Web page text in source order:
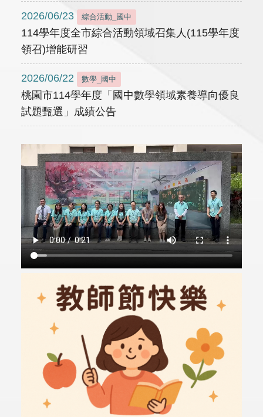
2026/06/23 綜合活動_國中
114學年度全市綜合活動領域召集人(115學年度
領召)增能研習
2026/06/22 數學_國中
桃園市114學年度「國中數學領域素養導向優良
試題甄選」成績公告